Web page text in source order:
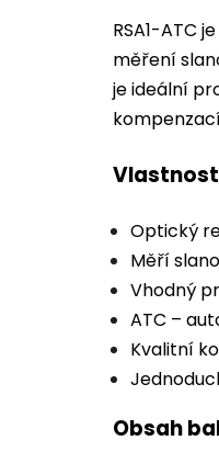
RSA1-ATC
měření
je ideální
Optický
Měří
Vhodný
ATC –
Kvalitní
Obsah